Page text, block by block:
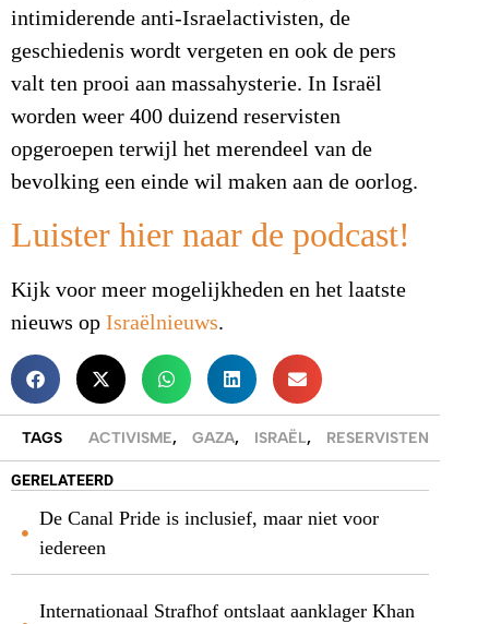
intimiderende anti-Israelactivisten, de
geschiedenis wordt vergeten en ook de pers
valt ten prooi aan massahysterie. In Israël
worden weer 400 duizend reservisten
opgeroepen terwijl het merendeel van de
bevolking een einde wil maken aan de oorlog.
Luister hier naar de podcast!
Kijk voor meer mogelijkheden en het laatste
nieuws op Israëlnieuws.
TAGS ACTIVISME, GAZA, ISRAËL, RESERVISTEN
GERELATEERD
De Canal Pride is inclusief, maar niet voor
iedereen
Internationaal Strafhof ontslaat aanklager Khan